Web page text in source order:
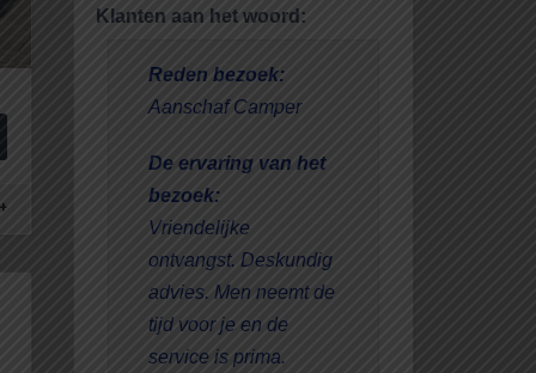
Klanten aan het woord:
Reden bezoek:
Aanschaf Camper
De ervaring van het
bezoek:
Vriendelijke
ontvangst. Deskundig
advies. Men neemt de
tijd voor je en de
service is prima.